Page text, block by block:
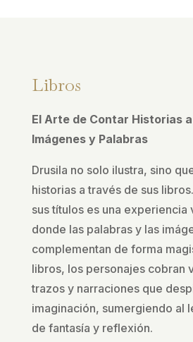
Libros
El Arte de Contar Historias
Imágenes y Palabras
Drusila no solo ilustra, sino
historias a través de sus
sus títulos es una experiencia
donde las palabras y las
complementan de forma
libros, los personajes cobran
trazos y narraciones que
imaginación, sumergiendo al
de fantasía y reflexión.